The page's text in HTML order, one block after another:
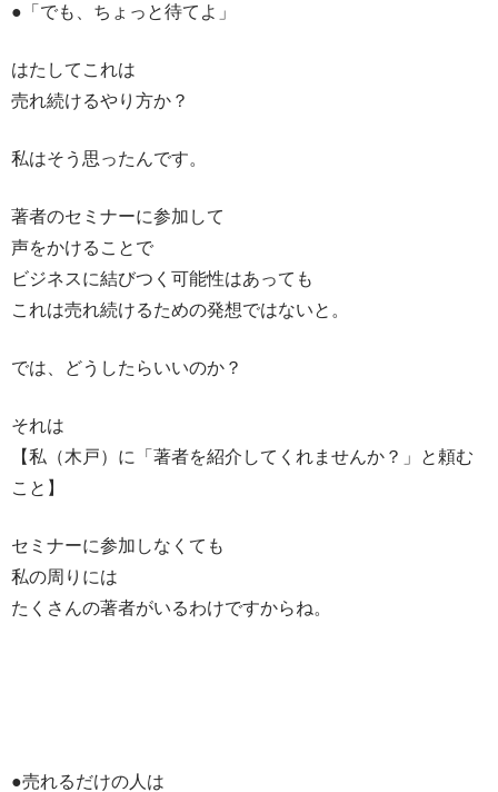
●「でも、ちょっと待てよ」
はたしてこれは
売れ続けるやり方か？
私はそう思ったんです。
著者のセミナーに参加して
声をかけることで
ビジネスに結びつく可能性はあっても
これは売れ続けるための発想ではないと。
では、どうしたらいいのか？
それは
【私（木戸）に「著者を紹介してくれませんか？」と頼む
こと】
セミナーに参加しなくても
私の周りには
たくさんの著者がいるわけですからね。
●売れるだけの人は